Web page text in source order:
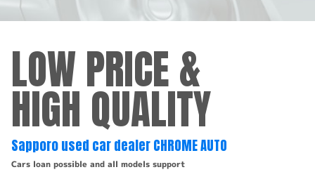
LOW PRICE &
HIGH QUALITY
Sapporo used car dealer CHROME AUTO
Cars loan possible and all models support